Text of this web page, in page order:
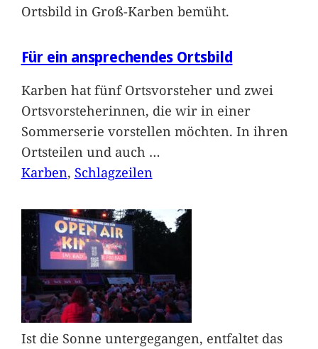
Ortsbild in Groß-Karben bemüht.
Für ein ansprechendes Ortsbild
Karben hat fünf Ortsvorsteher und zwei
Ortsvorsteherinnen, die wir in einer
Sommerserie vorstellen möchten. In ihren
Ortsteilen und auch …
Karben, Schlagzeilen
Ist die Sonne untergegangen, entfaltet das